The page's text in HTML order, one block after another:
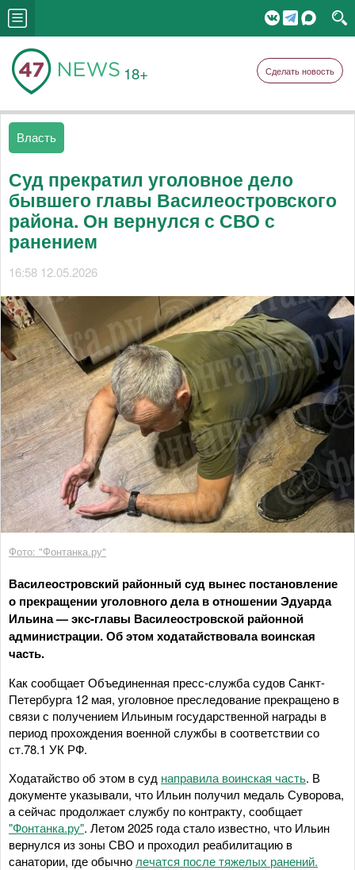
18+ Сделать новость
Власть
Суд прекратил уголовное дело
бывшего главы Василеостровского
района. Он вернулся с СВО с
ранением
16:58 12.05.2026
Фото: "Фонтанка.ру"
Василеостровский районный суд вынес постановление
о прекращении уголовного дела в отношении Эдуарда
Ильина — экс-главы Василеостровской районной
администрации. Об этом ходатайствовала воинская
часть.
Как сообщает Объединенная пресс-служба судов Санкт-
Петербурга 12 мая, уголовное преследование прекращено в
связи с получением Ильиным государственной награды в
период прохождения военной службы в соответствии со
ст.78.1 УК РФ.
Ходатайство об этом в суд направила воинская часть. В
документе указывали, что Ильин получил медаль Суворова,
а сейчас продолжает службу по контракту, сообщает
"Фонтанка.ру". Летом 2025 года стало известно, что Ильин
вернулся из зоны СВО и проходил реабилитацию в
санатории, где обычно лечатся после тяжелых ранений.